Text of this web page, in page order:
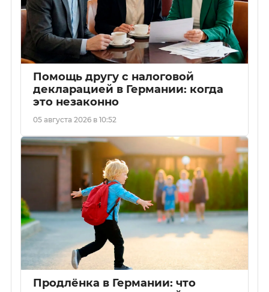
Помощь другу с налоговой
декларацией в Германии: когда
это незаконно
05 августа 2026 в 10:52
Продлёнка в Германии: что